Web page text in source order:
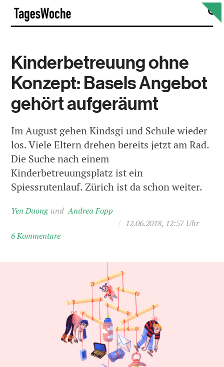
Skip
content
Kinderbetreuung ohne
Konzept: Basels Angebot
gehört aufgeräumt
Im August gehen Kindsgi und Schule wieder
los. Viele Eltern drehen bereits jetzt am Rad.
Die Suche nach einem
Kinderbetreuungsplatz ist ein
Spiessrutenlauf. Zürich ist da schon weiter.
Yen Duong
Andrea Fopp
/ 12.06.2018, 12:57 Uhr
6 Kommentare